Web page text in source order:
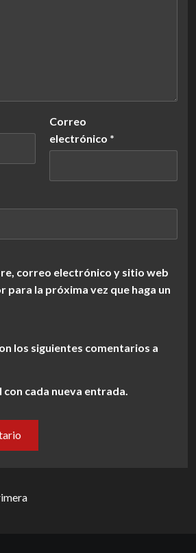
Correo
electrónico *
correo electrónico y sitio web
para la próxima vez que haga un
los siguientes comentarios a
con cada nueva entrada.